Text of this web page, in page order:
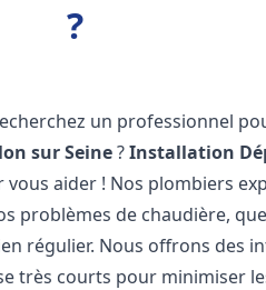
?
un professionnel
sur Seine?Installation
vous aider ! Nos plombiers
problèmes de chaudière,
régulier. Nous offrons des
très courts pour minimiser